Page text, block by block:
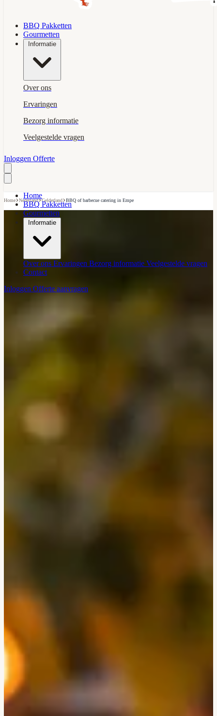
BBQ Pakketten
Gourmetten
Informatie
Over ons
Ervaringen
Bezorg informatie
Veelgestelde vragen
Inloggen Offerte
Home
BBQ Pakketten
Gourmetten
Informatie
Over ons Ervaringen Bezorg informatie Veelgestelde vragen
Contact
Inloggen Offerte aanvragen
Home›Nederland›Gelderland›BBQ of barbecue catering in Empe